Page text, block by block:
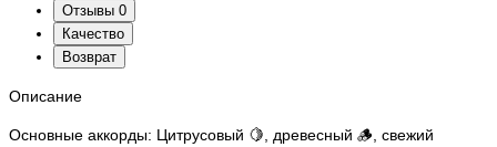
Отзывы 0
Качество
Возврат
Описание
Основные аккорды: Цитрусовый 🍋, древесный 🪵, свежий